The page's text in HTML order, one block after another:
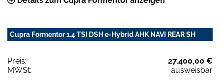
Cupra Formentor 1.4 TSI DSH e-Hybrid AHK NAVI REAR SH
Preis:
27.400,00 €
MWSt:
ausweisbar